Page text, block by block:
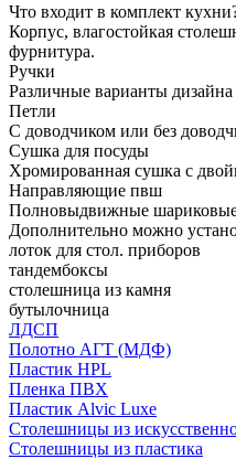
Что входит в комплект
Корпус, влагостойкая
фурнитура.
Ручки
Различные варианты
Петли
С доводчиком или без
Сушка для посуды
Хромированная сушка с
Направляющие пвш
Полновыдвижные
Дополнительно можно
лоток для стол. приборов
тандембоксы
столешница из камня
бутылочница
ЛДСП
Полотно АГТ (МДФ)
Пластик HPL
Пленка ПВХ
Пластик Alvic Luxe
Столешницы из
Столешницы из пластика